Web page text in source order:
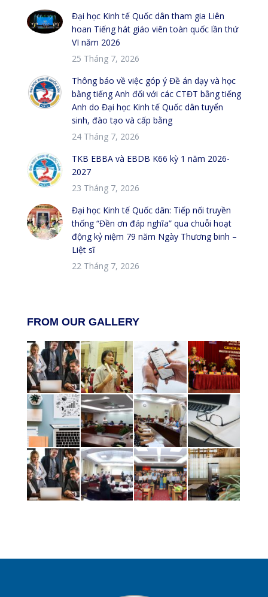
Đại học Kinh tế Quốc dân tham gia Liên
hoan Tiếng hát giáo viên toàn quốc lần thứ
VI năm 2026
25 Tháng 7, 2026
Thông báo về việc góp ý Đề án dạy và học
bằng tiếng Anh đối với các CTĐT bằng tiếng
Anh do Đại học Kinh tế Quốc dân tuyển
sinh, đào tạo và cấp bằng
24 Tháng 7, 2026
TKB EBBA và EBDB K66 kỳ 1 năm 2026-
2027
23 Tháng 7, 2026
Đại học Kinh tế Quốc dân: Tiếp nối truyền
thống “Đền ơn đáp nghĩa” qua chuỗi hoạt
động kỷ niệm 79 năm Ngày Thương binh –
Liệt sĩ
22 Tháng 7, 2026
FROM OUR GALLERY